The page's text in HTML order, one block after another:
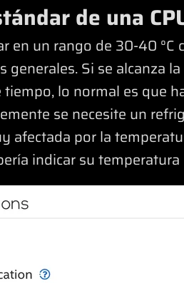
de una
en un rango de 30-40
Si se alcanza
lo normal es que
se necesite un
afectada por la
indicar su